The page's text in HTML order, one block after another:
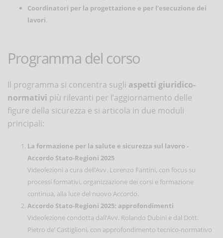
Coordinatori per la progettazione e per l’esecuzione dei
lavori.
Programma del corso
Il programma si concentra sugli aspetti giuridico-
normativi più rilevanti per l’aggiornamento delle
figure della sicurezza e si articola in due moduli
principali:
La formazione per la salute e sicurezza sul lavoro -
Accordo Stato-Regioni 2025
Videolezioni a cura dell’Avv. Lorenzo Fantini, con focus su
processi formativi, organizzazione dei corsi e formazione
continua, alla luce del nuovo Accordo.
Accordo Stato-Regioni 2025: approfondimenti
Videolezione condotta dall’Avv. Rolando Dubini e dal Dott.
Pietro de’ Castiglioni, con approfondimento tecnico-normativo